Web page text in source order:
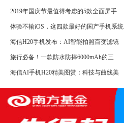
2019年国庆节最值得考虑的5款全面屏手
体验不输iOS，这四款最好的国产手机系统
海信H20手机发布：AI智能拍照百变滤镜
旅行必备！一款防水防摔6000mAh的三
海信AI手机H20精美图赏：科技与曲线美